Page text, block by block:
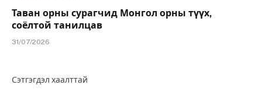
Таван орны сурагчид Монгол орны түүх,
соёлтой танилцав
31/07/2026
Сэтгэгдэл хаалттай